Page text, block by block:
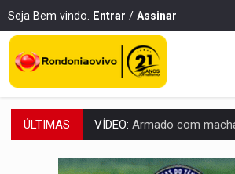
Seja Bem vindo. Entrar / Assinar
ÚLTIMAS VÍDEO: Armado com machado,
TRIBUNAL DO CRIME:Homem